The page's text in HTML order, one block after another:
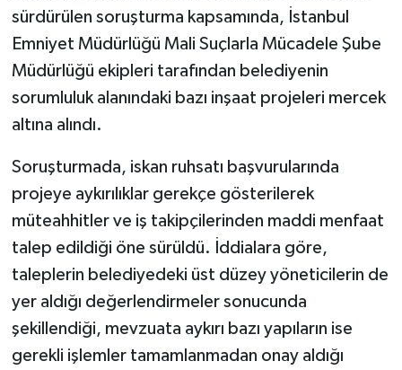
sürdürülen soruşturma kapsamında, İstanbul
Emniyet Müdürlüğü Mali Suçlarla Mücadele Şube
Müdürlüğü ekipleri tarafından belediyenin
sorumluluk alanındaki bazı inşaat projeleri mercek
altına alındı.
Soruşturmada, iskan ruhsatı başvurularında
projeye aykırılıklar gerekçe gösterilerek
müteahhitler ve iş takipçilerinden maddi menfaat
talep edildiği öne sürüldü. İddialara göre,
taleplerin belediyedeki üst düzey yöneticilerin de
yer aldığı değerlendirmeler sonucunda
şekillendiği, mevzuata aykırı bazı yapıların ise
gerekli işlemler tamamlanmadan onay aldığı